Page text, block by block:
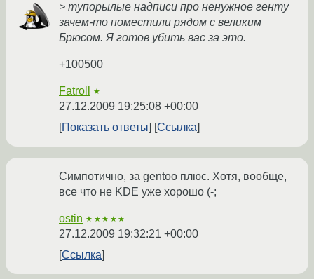
> тупорылые надписи про ненужное генту
зачем-то поместили рядом с великим
Брюсом. Я готов убить вас за это.
+100500
Fatroll ★
27.12.2009 19:25:08 +00:00
Показать ответы
Ссылка
Симпотично, за gentoo плюс. Хотя, вообще,
все что не KDE уже хорошо (-;
ostin ★★★★★
27.12.2009 19:32:21 +00:00
Ссылка